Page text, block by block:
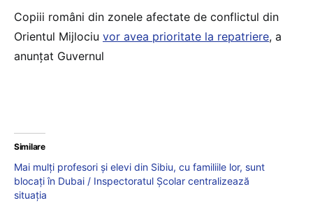
Copiii români din zonele afectate de conflictul din
Orientul Mijlociu vor avea prioritate la repatriere, a
anunțat Guvernul
Similare
Mai mulți profesori și elevi din Sibiu, cu familiile lor, sunt
blocați în Dubai / Inspectoratul Școlar centralizează
situația